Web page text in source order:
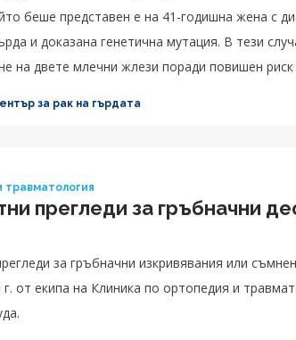
беше представен е на 41-годишна жена с
и доказана генетична мутация. В тези
на двете млечни жлези поради повишен
за рак на гърдата
травматология
прегледи за гръбначни
за гръбначни изкривявания или
от екипа на Клиника по ортопедия и